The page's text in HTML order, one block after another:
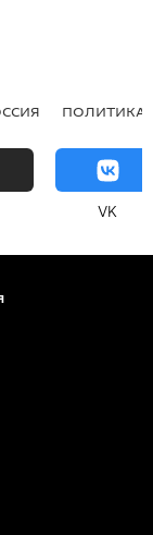
ПОЛИТИКА
VK